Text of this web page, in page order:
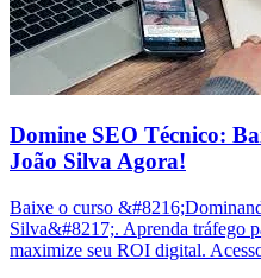
Domine SEO Técnico:
João Silva Agora!
Baixe o curso
Silva&#8217;. Aprenda tráfego
maximize seu ROI digital.